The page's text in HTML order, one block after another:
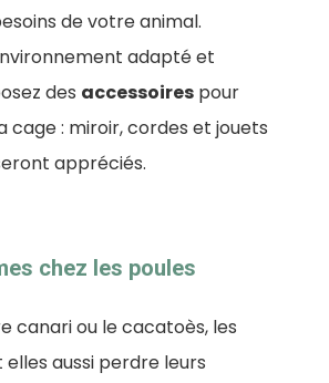
de votre animal.
adapté et
des accessoires pour
cage : miroir, cordes et jouets
appréciés.
chez les poules
canari ou le cacatoès, les
aussi perdre leurs